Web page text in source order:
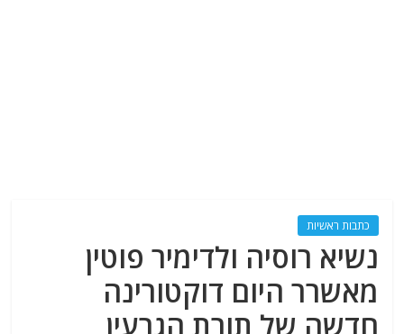
כתבות ראשיות
נשיא רוסיה ולדימיר פוטין
מאשרר היום דוקטורינה
חדשה של תורת הגרעין